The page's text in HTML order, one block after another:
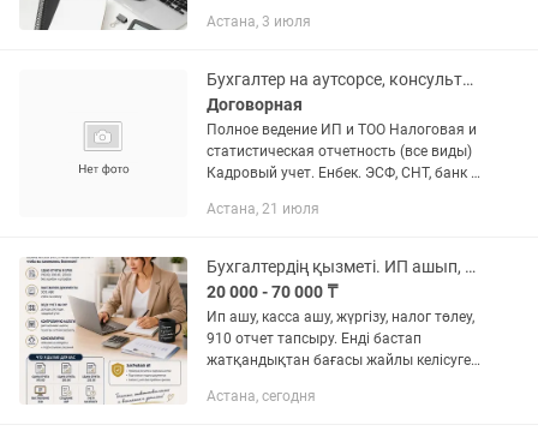
со всеми регионами Казахстана. Беру
Астана, 3 июля
Бухгалтер на аутсорсе, консультация по 1С и налогам
Договорная
Полное ведение ИП и ТОО Налоговая и
статистическая отчетность (все виды)
Кадровый учет. Енбек. ЭСФ, СНТ, банк -
сопровождение 1С: ЗУП/Бухгалтерия
Астана, 21 июля
Бухгалтердің қызметі. ИП ашып, налог төлеуге көмектесемін
20 000 - 70 000 ₸
Ип ашу, касса ашу, жүргізу, налог төлеу,
910 отчет тапсыру. Енді бастап
жатқандықтан бағасы жайлы келісуге
декретке солай шығып, достарыма да
Астана, сегодня